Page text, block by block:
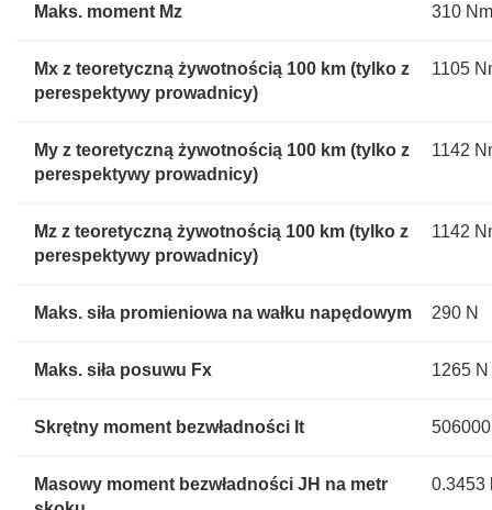
Maks. moment Mz 310
Mx z teoretyczną żywotnością 100 km (tylko z
perespektywy prowadnicy)
1105
My z teoretyczną żywotnością 100 km (tylko z
perespektywy prowadnicy)
1142
Mz z teoretyczną żywotnością 100 km (tylko z
perespektywy prowadnicy)
1142
Maks. siła promieniowa na wałku napędowym 290 N
Maks. siła posuwu Fx 1265 N
Skrętny moment bezwładności It
Masowy moment bezwładności JH na metr
0.3453